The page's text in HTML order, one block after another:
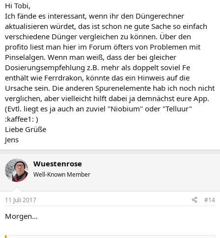
Hi Tobi,
Ich fände es interessant, wenn ihr den Düngerechner
aktualisieren würdet, das ist schon ne gute Sache so einfach
verschiedene Dünger vergleichen zu können. Über den
profito liest man hier im Forum öfters von Problemen mit
Pinselalgen. Wenn man weiß, dass der bei gleicher
Dosierungsempfehlung z.B. mehr als doppelt soviel Fe
enthält wie Ferrdrakon, könnte das ein Hinweis auf die
Ursache sein. Die anderen Spurenelemente hab ich noch nicht
verglichen, aber vielleicht hilft dabei ja demnächst eure App.
(Evtl. liegt es ja auch an zuviel "Niobium" oder "Telluur"
:kaffee1: )
Liebe Grüße
Jens
Wuestenrose
Well-Known Member
11 Juli 2017 #14
Morgen…